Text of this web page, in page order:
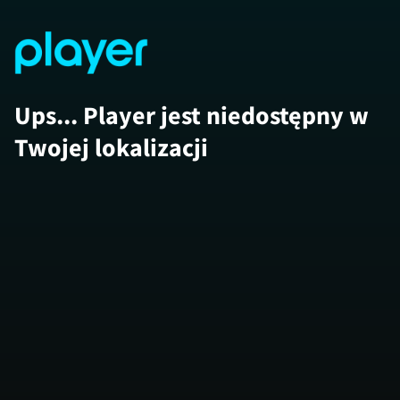
Ups... Player jest niedostępny w
Twojej lokalizacji